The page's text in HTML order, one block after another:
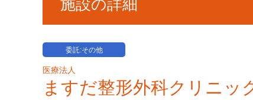
施設の詳細
委託:その他
医療法人
ますだ整形外科クリニッ